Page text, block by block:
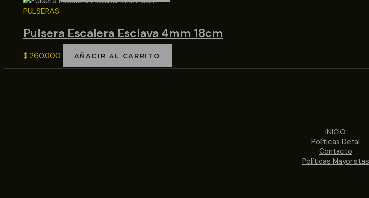
PULSERAS
Pulsera Escalera Esclava 4mm 18cm
$ 260.000 AÑADIR AL CARRITO
INICIO
Políticas Detal
Contacto
Políticas Mayoristas